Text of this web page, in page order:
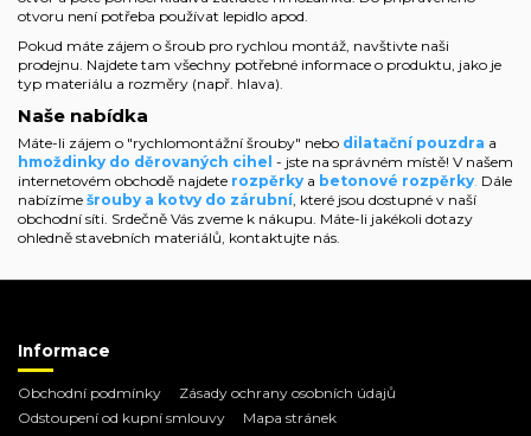
otvoru není potřeba používat lepidlo apod.
Pokud máte zájem o šroub pro rychlou montáž, navštivte naši
prodejnu. Najdete tam všechny potřebné informace o produktu, jako je
typ materiálu a rozměry (např. hlava).
Naše nabídka
Máte-li zájem o "rychlomontážní šrouby" nebo dilatační pouzdra a
hmoždinky do děrovaných cihel - jste na správném místě! V našem
internetovém obchodě najdete rozpěrky a betonové rozpěrky Dále
nabízíme šrouby a kotvy do zárubní, které jsou dostupné v naší
obchodní síti. Srdečně Vás zveme k nákupu. Máte-li jakékoli dotazy
ohledně stavebních materiálů, kontaktujte nás.
Informace
Obchodní podmínky
Zásady ochrany osobních údajů
Odstoupení od kupní smlouvy
Mapa stránek